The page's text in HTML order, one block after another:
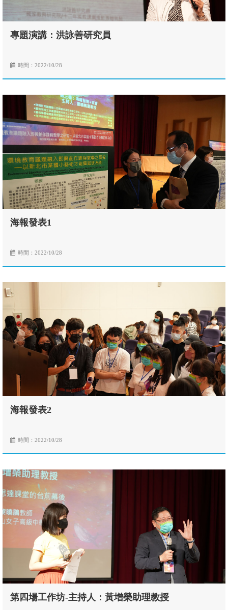
專題演講：洪詠善研究員
時間：2022/10/28
海報發表1
時間：2022/10/28
海報發表2
時間：2022/10/28
第四場工作坊-主持人：黃增榮助理教授